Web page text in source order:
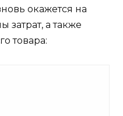
окажется на
затрат, а также
товара: